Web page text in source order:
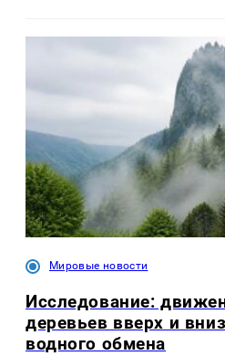
Мировые новости
Исследование:
деревьев вверх и
водного обмена